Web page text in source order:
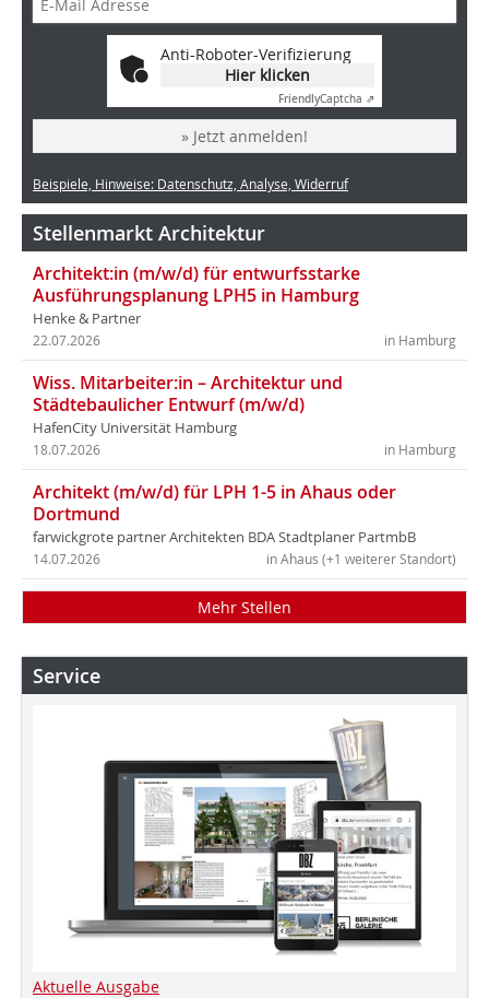
Anti-Roboter-Verifizierung
Hier klicken
FriendlyCaptcha ⇗
» Jetzt anmelden!
Beispiele, Hinweise: Datenschutz, Analyse, Widerruf
Stellenmarkt Architektur
Architekt:in (m/w/d) für entwurfsstarke
Ausführungsplanung LPH5 in Hamburg
Henke & Partner
in Hamburg
22.07.2026
Wiss. Mitarbeiter:in – Architektur und
Städtebaulicher Entwurf (m/w/d)
HafenCity Universität Hamburg
in Hamburg
18.07.2026
Architekt (m/w/d) für LPH 1-5 in Ahaus oder
Dortmund
farwickgrote partner Architekten BDA Stadtplaner PartmbB
in Ahaus (+1 weiterer Standort)
14.07.2026
Mehr Stellen
Service
Aktuelle Ausgabe